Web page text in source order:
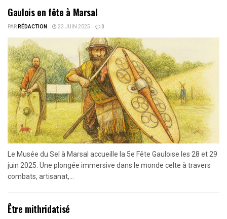
Gaulois en fête à Marsal
PARRÉDACTION 23 JUIN 2025 0
Le Musée du Sel à Marsal accueille la 5e Fête Gauloise les 28 et 29
juin 2025. Une plongée immersive dans le monde celte à travers
combats, artisanat,...
Être mithridatisé